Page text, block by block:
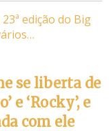
edição do Big
se liberta de
e ‘Rocky’, e
com ele